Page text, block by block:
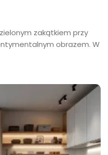
zakątkiem przy
obrazem. W